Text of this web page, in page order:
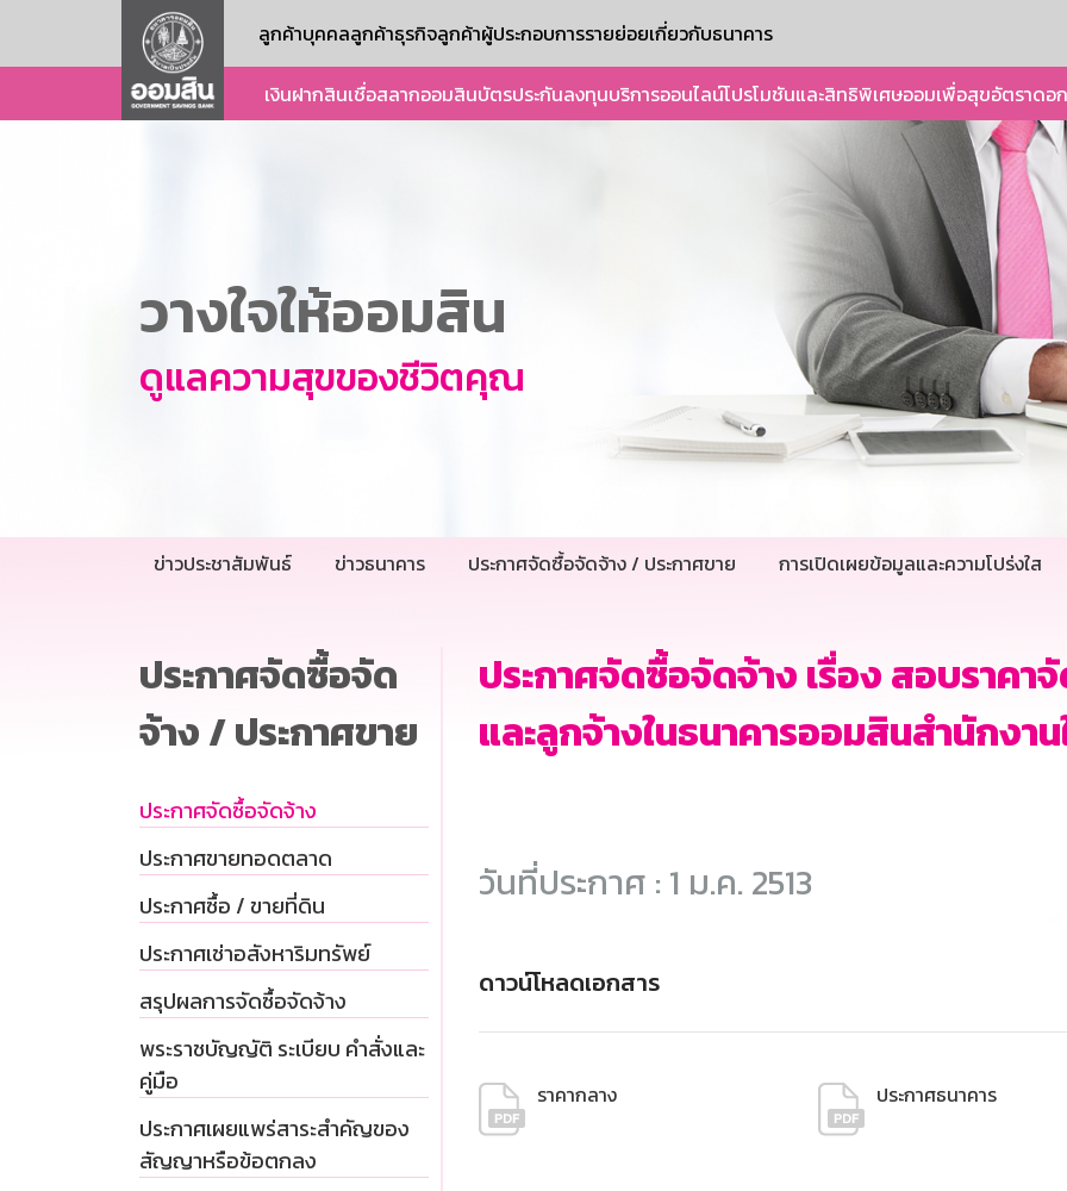
ลูกค้าบุคคลลูกค้าธุรกิจลูกค้าผู้ประกอบการรายย่อยเกี่ยวกับธนาคาร
เงินฝากสินเชื่อสลากออมสินบัตรประกันลงทุนบริการออนไลน์โปรโมชันและสิทธิพิเศษออมเพื่อสุขอัตราดอ
วางใจให้ออมสิน
ดูแลความสุขของชีวิตคุณ
ข่าวประชาสัมพันธ์ ข่าวธนาคาร ประกาศจัดซื้อจัดจ้าง / ประกาศขาย การเปิดเผยข้อมูลและความโปร่งใส
ประกาศจัดซื้อจัด
จ้าง / ประกาศขาย
ประกาศจัดซื้อจัดจ้าง
ประกาศขายทอดตลาด
ประกาศซื้อ / ขายที่ดิน
ประกาศเช่าอสังหาริมทรัพย์
สรุปผลการจัดซื้อจัดจ้าง
พระราชบัญญัติ ระเบียบ คำสั่งและ
คู่มือ
ประกาศเผยแพร่สาระสำคัญของ
สัญญาหรือข้อตกลง
ประกาศจัดซื้อจัดจ้าง เรื่อง สอบราค
และลูกจ้างในธนาคารออมสินสำนักงา
วันที่ประกาศ : 1 ม.ค. 2513
ดาวน์โหลดเอกสาร
ราคากลาง ประกาศธนาคาร